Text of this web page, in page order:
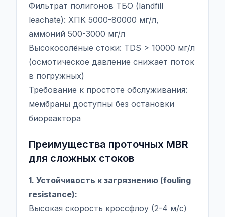
Фильтрат полигонов ТБО (landfill
leachate): ХПК 5000-80000 мг/л,
аммоний 500-3000 мг/л
Высокосолёные стоки: TDS > 10000 мг/л
(осмотическое давление снижает поток
в погружных)
Требование к простоте обслуживания:
мембраны доступны без остановки
биореактора
Преимущества проточных MBR
для сложных стоков
1. Устойчивость к загрязнению (fouling
resistance):
Высокая скорость кроссфлоу (2-4 м/с)